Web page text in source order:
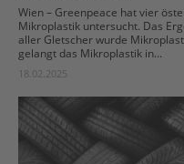
Wien – Greenpeace hat vier
Mikroplastik untersucht. Das
aller Gletscher wurde
gelangt das Mikroplastik in...
18.02.2025